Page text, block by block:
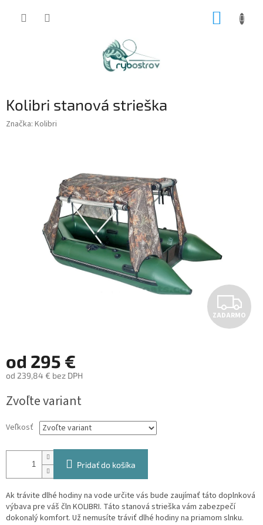
Kolibri stanová strieška
Značka: Kolibri
Z
A
ZADARMO
od 295 €
od 239,84 € bez DPH
cena:
Zvoľte variant
Veľkosť
Pridať do košíka
Ak trávite dlhé hodiny na vode určite vás bude zaujímať táto doplnková
výbava pre váš čln KOLIBRI. Táto stanová strieška vám zabezpečí
dokonalý komfort. Už nemusíte tráviť dlhé hodiny na priamom slnku.